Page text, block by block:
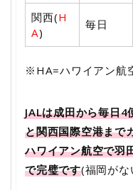
関西(H
A)
毎日
※HA=ハワイアン航
JALは成田から毎日
と関西国際空港まで
ハワイアン航空で羽
で完璧です(福岡がな